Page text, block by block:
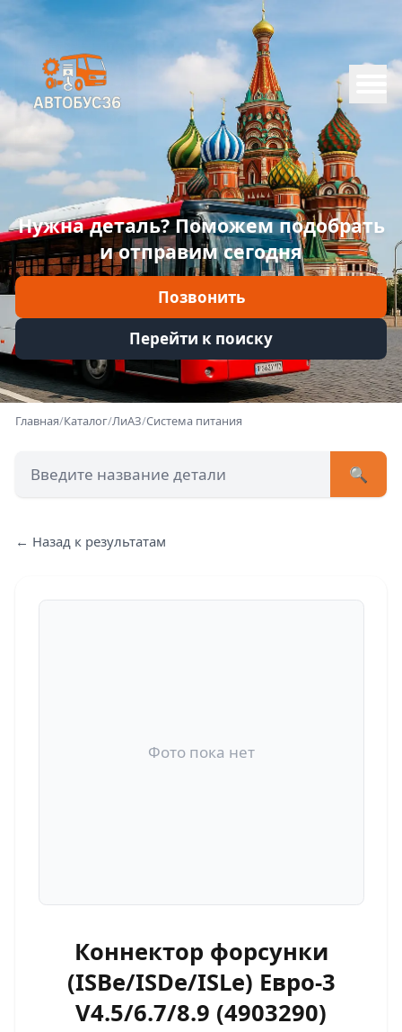
Нужна деталь? Поможем подобрать
и отправим сегодня
Позвонить
Перейти к поиску
Меню
Главная
Каталог
Марки
Информация
Главная/Каталог/ЛиАЗ/Система питания
🔍
← Назад к результатам
Фото пока нет
Коннектор форсунки
(ISBe/ISDe/ISLe) Eвро-3
V4.5/6.7/8.9 (4903290)